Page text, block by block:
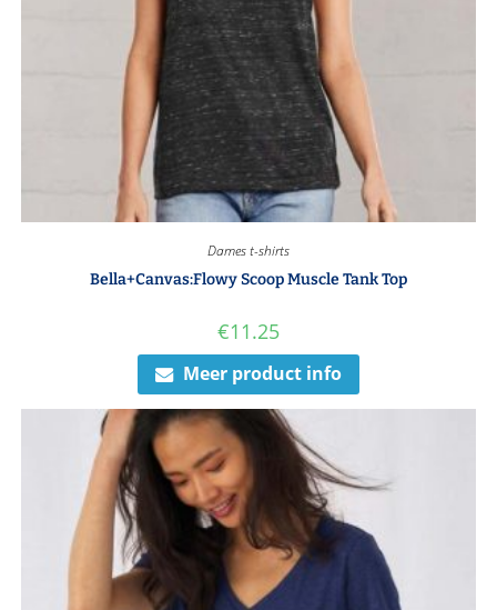
Dames t-shirts
Bella+Canvas:Flowy Scoop Muscle Tank Top
€11.25
Meer product info